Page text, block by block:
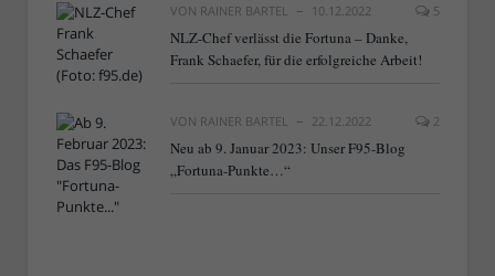
VON RAINER BARTEL 10.12.2022 5
NLZ-Chef verlässt die Fortuna – Danke,
Frank Schaefer, für die erfolgreiche Arbeit!
VON RAINER BARTEL 22.12.2022 2
Neu ab 9. Januar 2023: Unser F95-Blog
„Fortuna-Punkte…“